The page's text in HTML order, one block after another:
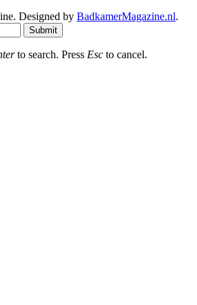
Designed by BadkamerMagazine.nl.
Submit
to search. Press Esc to cancel.